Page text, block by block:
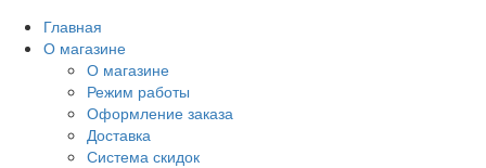
Главная
О магазине
О магазине
Режим работы
Оформление заказа
Доставка
Система скидок